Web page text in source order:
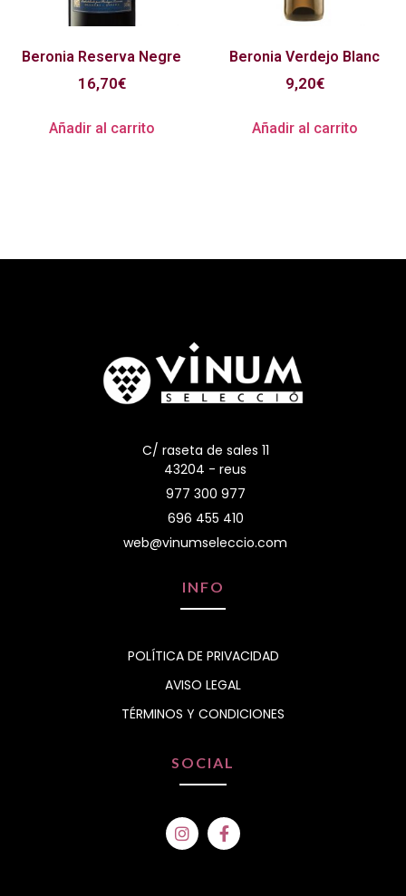
Beronia Reserva Negre
16,70€
Añadir al carrito
Beronia Verdejo Blanc
9,20€
Añadir al carrito
C/ raseta de sales 11
43204 - reus
977 300 977
696 455 410
web@vinumseleccio.com
INFO
POLÍTICA DE PRIVACIDAD
AVISO LEGAL
TÉRMINOS Y CONDICIONES
SOCIAL